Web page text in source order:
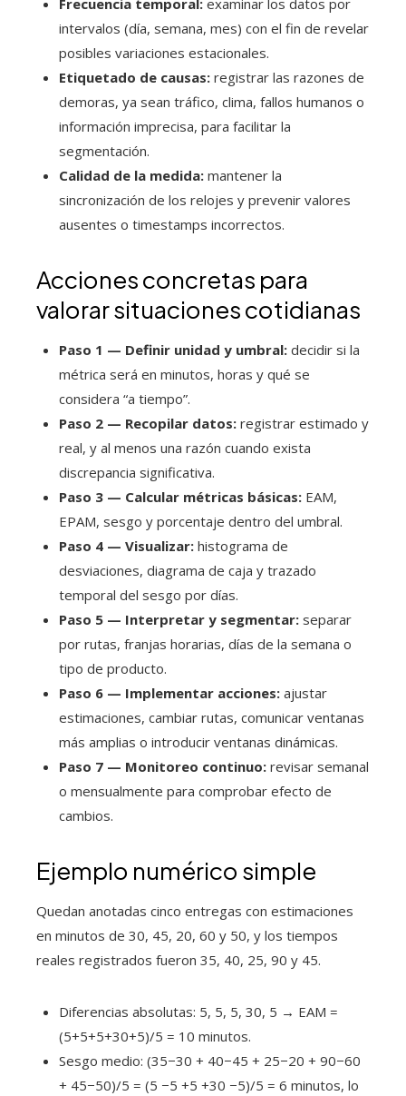
Frecuencia temporal: examinar los datos por
intervalos (día, semana, mes) con el fin de revelar
posibles variaciones estacionales.
Etiquetado de causas: registrar las razones de
demoras, ya sean tráfico, clima, fallos humanos o
información imprecisa, para facilitar la
segmentación.
Calidad de la medida: mantener la
sincronización de los relojes y prevenir valores
ausentes o timestamps incorrectos.
Acciones concretas para
valorar situaciones cotidianas
Paso 1 — Definir unidad y umbral: decidir si la
métrica será en minutos, horas y qué se
considera “a tiempo”.
Paso 2 — Recopilar datos: registrar estimado y
real, y al menos una razón cuando exista
discrepancia significativa.
Paso 3 — Calcular métricas básicas: EAM,
EPAM, sesgo y porcentaje dentro del umbral.
Paso 4 — Visualizar: histograma de
desviaciones, diagrama de caja y trazado
temporal del sesgo por días.
Paso 5 — Interpretar y segmentar: separar
por rutas, franjas horarias, días de la semana o
tipo de producto.
Paso 6 — Implementar acciones: ajustar
estimaciones, cambiar rutas, comunicar ventanas
más amplias o introducir ventanas dinámicas.
Paso 7 — Monitoreo continuo: revisar semanal
o mensualmente para comprobar efecto de
cambios.
Ejemplo numérico simple
Quedan anotadas cinco entregas con estimaciones
en minutos de 30, 45, 20, 60 y 50, y los tiempos
reales registrados fueron 35, 40, 25, 90 y 45.
Diferencias absolutas: 5, 5, 5, 30, 5 → EAM =
(5+5+5+30+5)/5 = 10 minutos.
Sesgo medio: (35−30 + 40−45 + 25−20 + 90−60
+ 45−50)/5 = (5 −5 +5 +30 −5)/5 = 6 minutos, lo